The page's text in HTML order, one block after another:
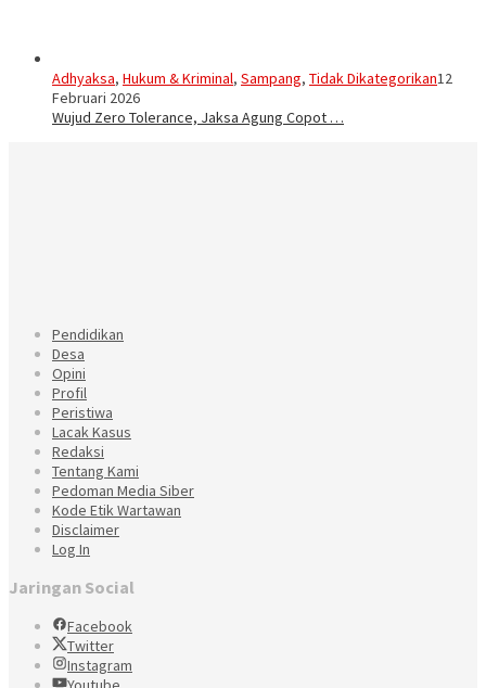
Adhyaksa, Hukum & Kriminal, Sampang, Tidak Dikategorikan12
Februari 2026
Wujud Zero Tolerance, Jaksa Agung Copot …
Pendidikan
Desa
Opini
Profil
Peristiwa
Lacak Kasus
Redaksi
Tentang Kami
Pedoman Media Siber
Kode Etik Wartawan
Disclaimer
Log In
Jaringan Social
Facebook
Twitter
Instagram